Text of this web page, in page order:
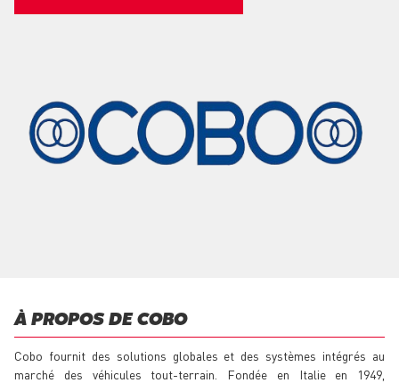
À PROPOS DE COBO
Cobo fournit des solutions globales et des systèmes intégrés au
marché des véhicules tout-terrain. Fondée en Italie en 1949,